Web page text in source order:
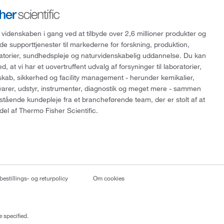
i gang ved at tilbyde over 2,6 millioner produkter og
supporttjenester til markederne for forskning, produktion,
sundhedspleje og naturvidenskabelig uddannelse. Du kan
at vi har et uovertruffent udvalg af forsyninger til laboratorier,
sikkerhed og facility management - herunder kemikalier,
udstyr, instrumenter, diagnostik og meget mere - sammen
kundepleje fra et brancheførende team, der er stolt af at
af Thermo Fisher Scientific.
og returpolicy Om cookies
specified.